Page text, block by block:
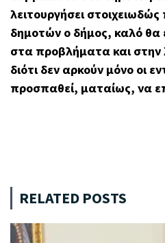
λειτουργήσει
δημοτών ο δήμος, καλό θα
στα προβλήματα και στην
διότι δεν αρκούν μόνο οι
προσπαθεί, ματαίως, να
RELATED POSTS